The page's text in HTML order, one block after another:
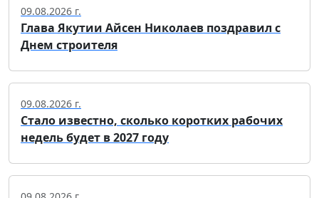
09.08.2026 г.
Глава Якутии Айсен Николаев поздравил с
Днем строителя
09.08.2026 г.
Стало известно, сколько коротких рабочих
недель будет в 2027 году